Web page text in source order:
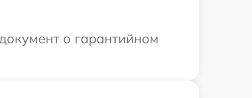
о гарантийном